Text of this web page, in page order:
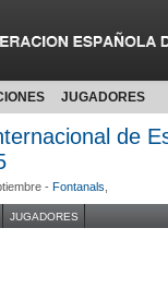
JUGADORES
de
- Fontanals
JUGADORES